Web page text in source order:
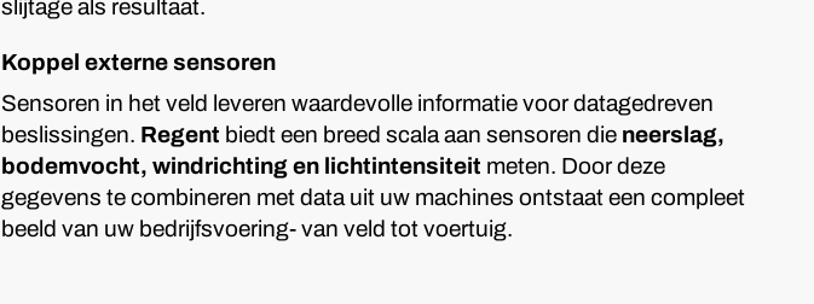
slijtage als resultaat.
Koppel externe sensoren
Sensoren in het veld leveren waardevolle informatie voor datagedreven
beslissingen. Regent biedt een breed scala aan sensoren die neerslag,
bodemvocht, windrichting en lichtintensiteit meten. Door deze
gegevens te combineren met data uit uw machines ontstaat een compleet
beeld van uw bedrijfsvoering- van veld tot voertuig.